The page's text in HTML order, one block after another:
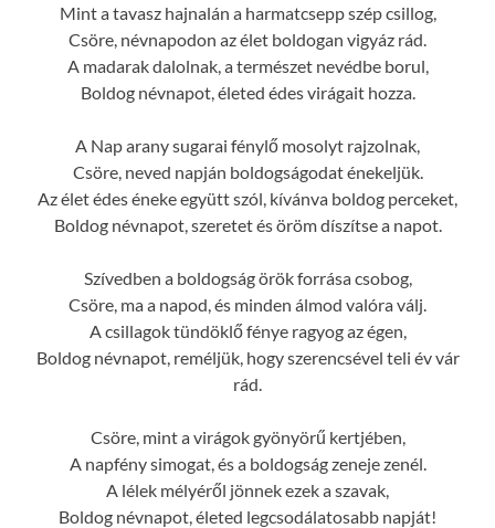
Mint a tavasz hajnalán a harmatcsepp szép csillog,
Csöre, névnapodon az élet boldogan vigyáz rád.
A madarak dalolnak, a természet nevédbe borul,
Boldog névnapot, életed édes virágait hozza.
A Nap arany sugarai fénylő mosolyt rajzolnak,
Csöre, neved napján boldogságodat énekeljük.
Az élet édes éneke együtt szól, kívánva boldog perceket,
Boldog névnapot, szeretet és öröm díszítse a napot.
Szívedben a boldogság örök forrása csobog,
Csöre, ma a napod, és minden álmod valóra válj.
A csillagok tündöklő fénye ragyog az égen,
Boldog névnapot, reméljük, hogy szerencsével teli év vár
rád.
Csöre, mint a virágok gyönyörű kertjében,
A napfény simogat, és a boldogság zeneje zenél.
A lélek mélyéről jönnek ezek a szavak,
Boldog névnapot, életed legcsodálatosabb napját!